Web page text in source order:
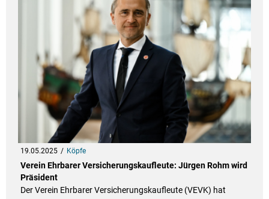
19.05.2025 Köpfe
Verein Ehrbarer Versicherungskaufleute: Jürgen Rohm wird
Präsident
Der Verein Ehrbarer Versicherungskaufleute (VEVK) hat